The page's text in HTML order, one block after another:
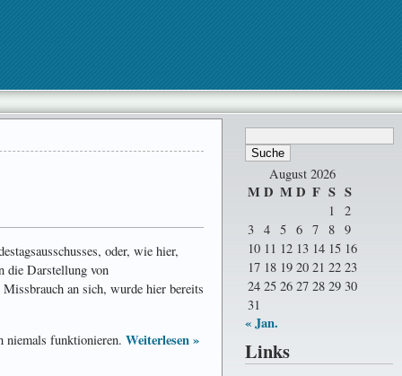
August 2026
MD MD F S S
1
2
3 4 5 6 7 8 9
10 11 12 13 14 15 16
17 18 19 20 21 22 23
24 25 26 27 28 29 30
31
« Jan.
Links
oder, wie hier,
die Darstellung von
an sich, wurde hier bereits
niemals funktionieren. Weiterlesen »